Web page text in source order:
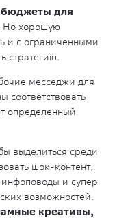
для
Но хорошую
и с ограниченными
стратегию.
месседжи для
определенный
выделиться среди
шок-контент,
и супер
возможностей.
креативы,